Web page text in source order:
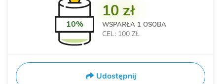
10%
10 zł
WSPARŁA 1 OSOBA
CEL: 100 ZŁ
Udostępnij